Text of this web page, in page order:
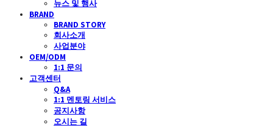
뉴스 및 행사
BRAND
BRAND STORY
회사소개
사업분야
OEM/ODM
1:1 문의
고객센터
Q&A
1:1 멘토링 서비스
공지사항
오시는 길